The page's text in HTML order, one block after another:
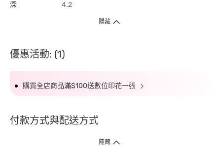
深 4.2
隱藏
優惠活動: (1)
購買全店商品滿$100送數位印花一張
付款方式與配送方式
隱藏